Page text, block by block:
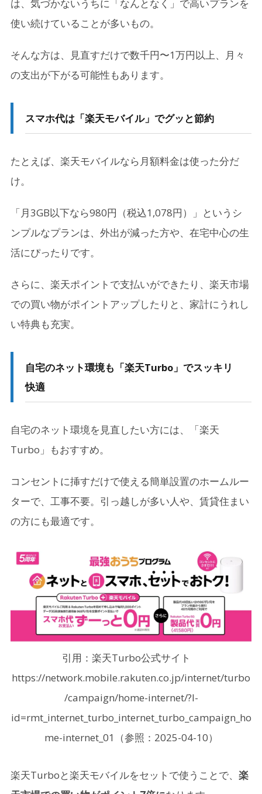
は、気づかないうちに「なんとなく」で高いプランを
使い続けていることが多いもの。
そんな方は、見直すだけで数千円〜1万円以上、月々
の支出が下がる可能性もあります。
スマホ代は「楽天モバイル」でグッと節約
たとえば、楽天モバイルなら月額料金は使った分だ
け。
「月3GB以下なら980円（税込1,078円）」というシ
ンプルなプランは、外出が減った方や、在宅中心の生
活にぴったりです。
さらに、楽天ポイントで支払いができたり、楽天市場
での買い物がポイントアップしたりと、家計にうれし
い特典も充実。
自宅のネット環境も「楽天Turbo」でスッキリ
快適
自宅のネット環境を見直したい方には、「楽天
Turbo」もおすすめ。
コンセントに挿すだけで使える簡単設置のホームルー
ターで、工事不要。引っ越しが多い人や、賃貸住まい
の方にも最適です。
引用：楽天Turbo公式サイト
https://network.mobile.rakuten.co.jp/internet/turbo
/campaign/home-internet/?l-
id=rmt_internet_turbo_internet_turbo_campaign_ho
me-internet_01（参照：2025-04-10）
楽天Turboと楽天モバイルをセットで使うことで、 楽